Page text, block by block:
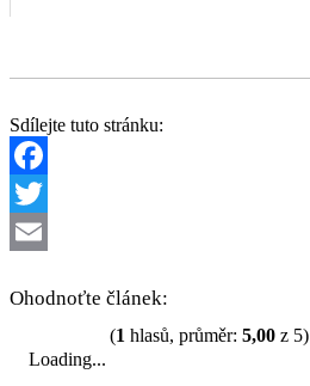
Sdílejte tuto stránku:
Facebook
Twitter
Ohodnoťte článek:
(1 hlasů, průměr: 5,00 z 5)
Loading...